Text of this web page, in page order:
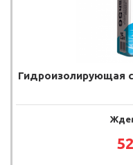
Гидроизолирующая